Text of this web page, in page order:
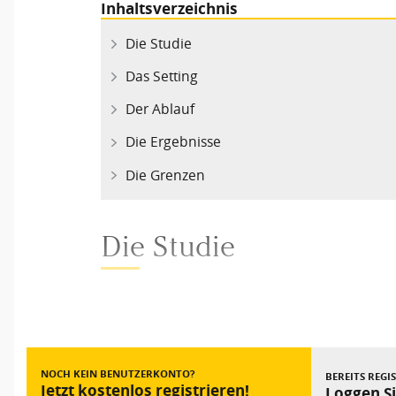
Inhaltsverzeichnis
Die Studie
Das Setting
Der Ablauf
Die Ergebnisse
Die Grenzen
Die Studie
NOCH KEIN BENUTZERKONTO?
Jetzt kostenlos registrieren!
BEREITS